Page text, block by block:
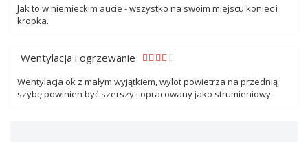
Jak to w niemieckim aucie - wszystko na swoim miejscu koniec i
kropka.
Wentylacja i ogrzewanie
Wentylacja ok z małym wyjątkiem, wylot powietrza na przednią
szybę powinien być szerszy i opracowany jako strumieniowy.